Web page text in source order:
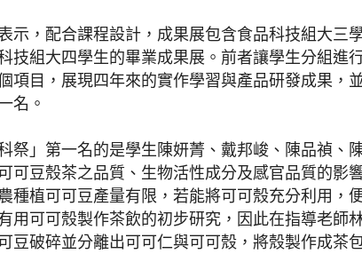
示，配合課程設計，成果展包含食品科技組大三
技組大四學生的畢業成果展。前者讓學生分組進
項目，展現四年來的實作學習與產品研發成果，
名。
祭」第一名的是學生陳妍菁、戴邦峻、陳品禎、
可豆殼茶之品質、生物活性成分及感官品質的影
種植可可豆產量有限，若能將可可殼充分利用，
用可可殼製作茶飲的初步研究，因此在指導老師
豆破碎並分離出可可仁與可可殼，將殼製作成茶